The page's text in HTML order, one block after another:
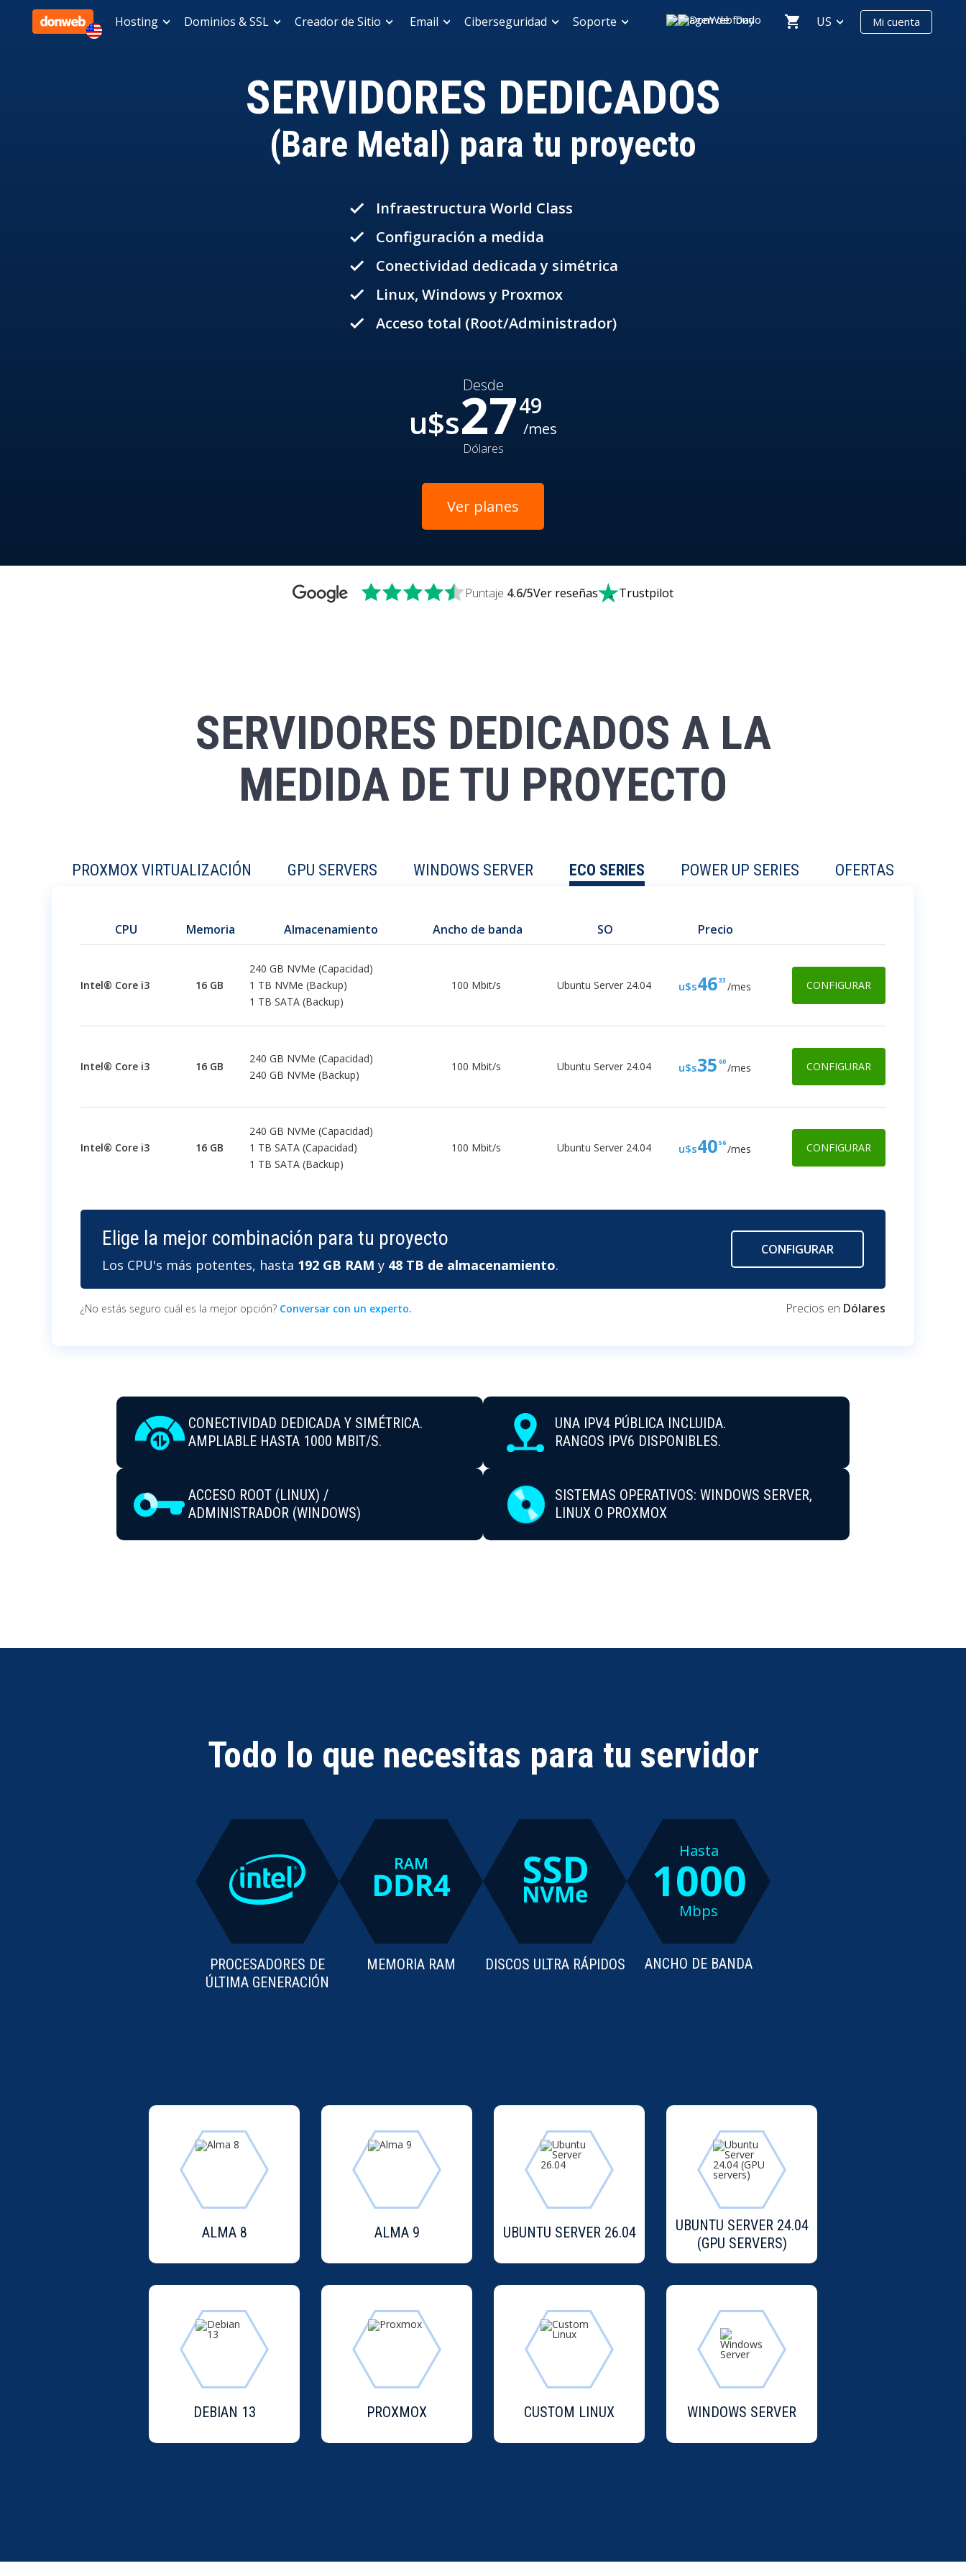
Hosting Dominios & SSL Creador de Sitio Email Ciberseguridad Soporte US Mi cuenta
SERVIDORES DEDICADOS
(Bare Metal) para tu proyecto
done Infraestructura World Class
done Configuración a medida
done Conectividad dedicada y simétrica
done Linux, Windows y Proxmox
done Acceso total (Root/Administrador)
Desde
u$s2749
/mes
Dólares
Ver planes
Puntaje 4.6/5Ver reseñas Trustpilot
SERVIDORES DEDICADOS A LA
MEDIDA DE TU PROYECTO
PROXMOX VIRTUALIZACIÓN GPU SERVERS WINDOWS SERVER ECO SERIES POWER UP SERIES OFERTAS
CPU Memoria Almacenamiento Ancho de banda SO Precio
Intel® Core i3 16 GB
240 GB NVMe (Capacidad)
1 TB NVMe (Backup)
1 TB SATA (Backup)
100 Mbit/s Ubuntu Server 24.04 u$s46 33 /mes CONFIGURAR
Intel® Core i3 16 GB
240 GB NVMe (Capacidad)
240 GB NVMe (Backup)
100 Mbit/s Ubuntu Server 24.04 u$s35 60 /mes CONFIGURAR
Intel® Core i3 16 GB
240 GB NVMe (Capacidad)
1 TB SATA (Capacidad)
1 TB SATA (Backup)
100 Mbit/s Ubuntu Server 24.04 u$s40 56 /mes CONFIGURAR
Elige la mejor combinación para tu proyecto
Los CPU's más potentes, hasta 192 GB RAM y 48 TB de almacenamiento.
CONFIGURAR
¿No estás seguro cuál es la mejor opción? Conversar con un experto. Precios en Dólares
CONECTIVIDAD DEDICADA Y SIMÉTRICA.
AMPLIABLE HASTA 1000 MBIT/S.
UNA IPV4 PÚBLICA INCLUIDA.
RANGOS IPV6 DISPONIBLES.
ACCESO ROOT (LINUX) /
ADMINISTRADOR (WINDOWS)
SISTEMAS OPERATIVOS: WINDOWS SERVER,
LINUX O PROXMOX
Todo lo que necesitas para tu servidor
PROCESADORES DE
ÚLTIMA GENERACIÓN
MEMORIA RAM DISCOS ULTRA RÁPIDOS
Hasta
1000
Mbps
ANCHO DE BANDA
ALMA 8 ALMA 9 UBUNTU SERVER 26.04
UBUNTU SERVER 24.04
(GPU SERVERS)
DEBIAN 13 PROXMOX CUSTOM LINUX WINDOWS SERVER